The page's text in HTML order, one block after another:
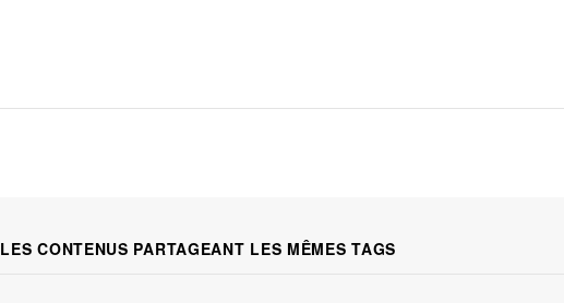
LES CONTENUS PARTAGEANT LES MÊMES TAGS